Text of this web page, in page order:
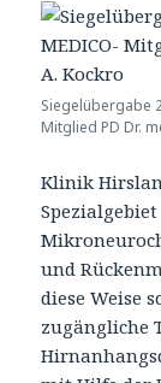
Siegelübergabe
Mitglied PD Dr.
Klinik
und
diese Weise
zugängliche